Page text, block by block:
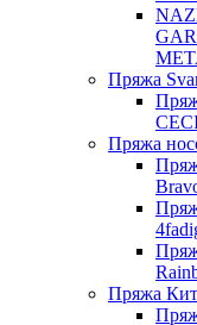
Пряжа
Пряжа
Пряжа